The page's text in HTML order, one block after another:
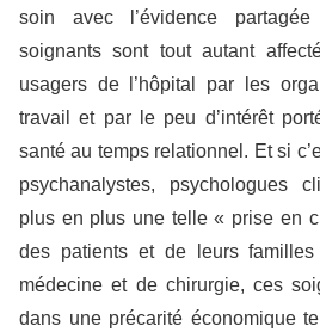
soin avec l’évidence
soignants sont tout autant
usagers de l’hôpital par les
travail et par le peu d’intérêt
santé au temps relationnel. Et si
psychanalystes, psychologues
plus en plus une telle « prise en
des patients et de leurs
médecine et de chirurgie, ces
dans une précarité économique